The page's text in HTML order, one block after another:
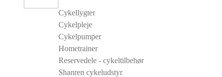
Cykellygter
Cykelpleje
Cykelpumper
Hometrainer
Reservedele - cykeltilbehør
Shanren cykeludstyr